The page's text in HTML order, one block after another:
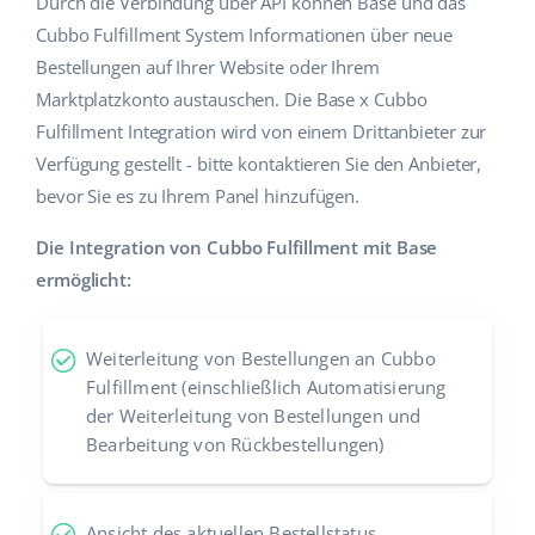
Cubbo Fulfillment System Informationen über neue
Bestellungen auf Ihrer Website oder Ihrem
Marktplatzkonto austauschen. Die Base x Cubbo
Fulfillment Integration wird von einem Drittanbieter zur
Verfügung gestellt - bitte kontaktieren Sie den Anbieter,
bevor Sie es zu Ihrem Panel hinzufügen.
Die Integration von Cubbo Fulfillment mit Base
ermöglicht:
Weiterleitung von Bestellungen an Cubbo
Fulfillment (einschließlich Automatisierung
der Weiterleitung von Bestellungen und
Bearbeitung von Rückbestellungen)